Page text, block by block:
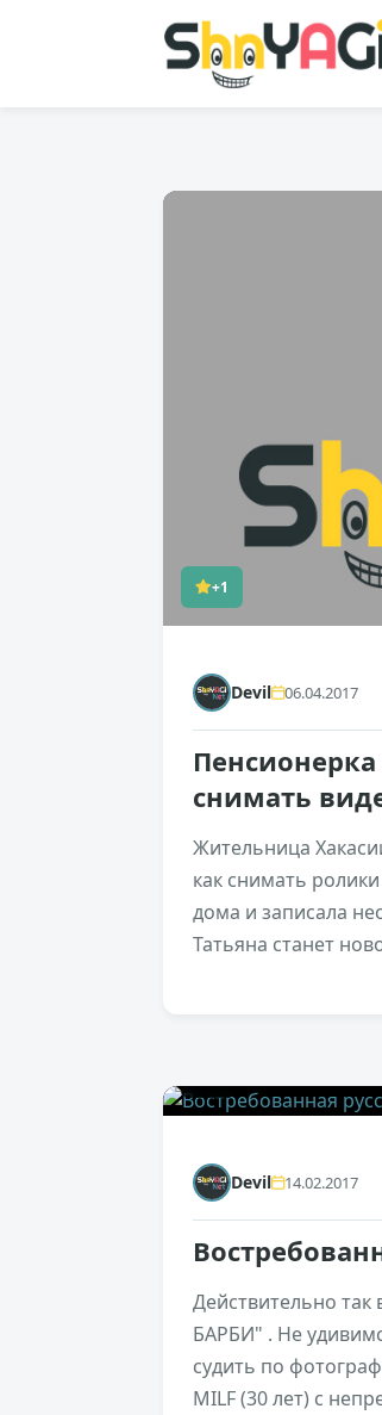
+1
Devil 06.04.2017
снимать
Жительница
как снимать
дома и записала
Татьяна станет
Devil 14.02.2017
Действительно так
БАРБИ" . Не
судить по
MILF (30 лет) с